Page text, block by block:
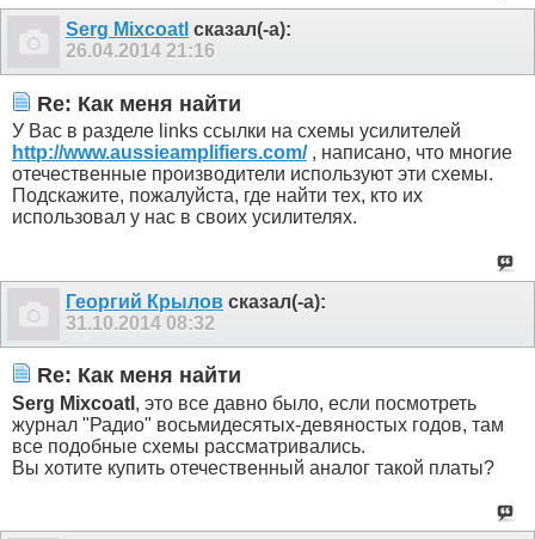
Serg Mixcoatl сказал(-а):
26.04.2014 21:16
Re: Как меня найти
У Вас в разделе links ссылки на схемы усилителей
http://www.aussieamplifiers.com/, написано, что многие
отечественные производители используют эти схемы.
Подскажите, пожалуйста, где найти тех, кто их
использовал у нас в своих усилителях.
Георгий Крылов сказал(-а):
31.10.2014 08:32
Re: Как меня найти
Serg Mixcoatl , это все давно было, если посмотреть
журнал "Радио" восьмидесятых-девяностых годов, там
все подобные схемы рассматривались.
Вы хотите купить отечественный аналог такой платы?